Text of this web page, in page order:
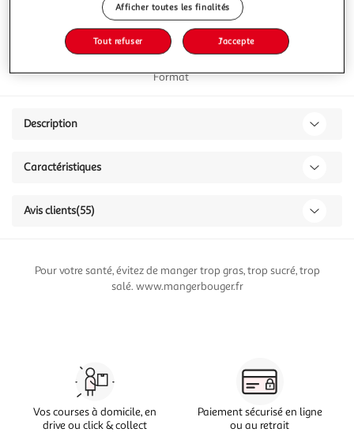
Format
Description
Caractéristiques
Avis clients(55)
Pour votre santé, évitez de manger trop gras, trop sucré, trop
salé. www.mangerbouger.fr
Vos courses à domicile, en
drive ou click & collect
Paiement sécurisé en ligne
ou au retrait
Afficher toutes les finalités
Tout refuser J'accepte